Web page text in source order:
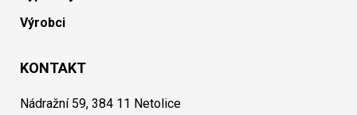
Výrobci
KONTAKT
Nádražní 59, 384 11 Netolice